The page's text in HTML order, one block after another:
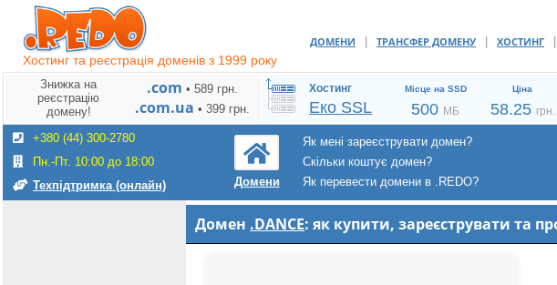
Хостинг та реєстрація доменів з 1999 року
ДОМЕНИ | ТРАНСФЕР ДОМЕНУ | ХОСТИНГ |
Знижка на
реєстрацію
домену!
.com • 589 грн.
.com.ua • 399 грн.
Хостинг
Еко SSL
Місце на SSD Ціна
500 МБ 58.25 грн.
+380 (44) 300-2780
Пн.-Пт. 10:00 до 18:00
Техпідтримка (онлайн)
Домени
Як мені зареєструвати домен?
Скільки коштує домен?
Як перевести домени в .REDO?
Домен .DANCE: як купити, зареєструвати та